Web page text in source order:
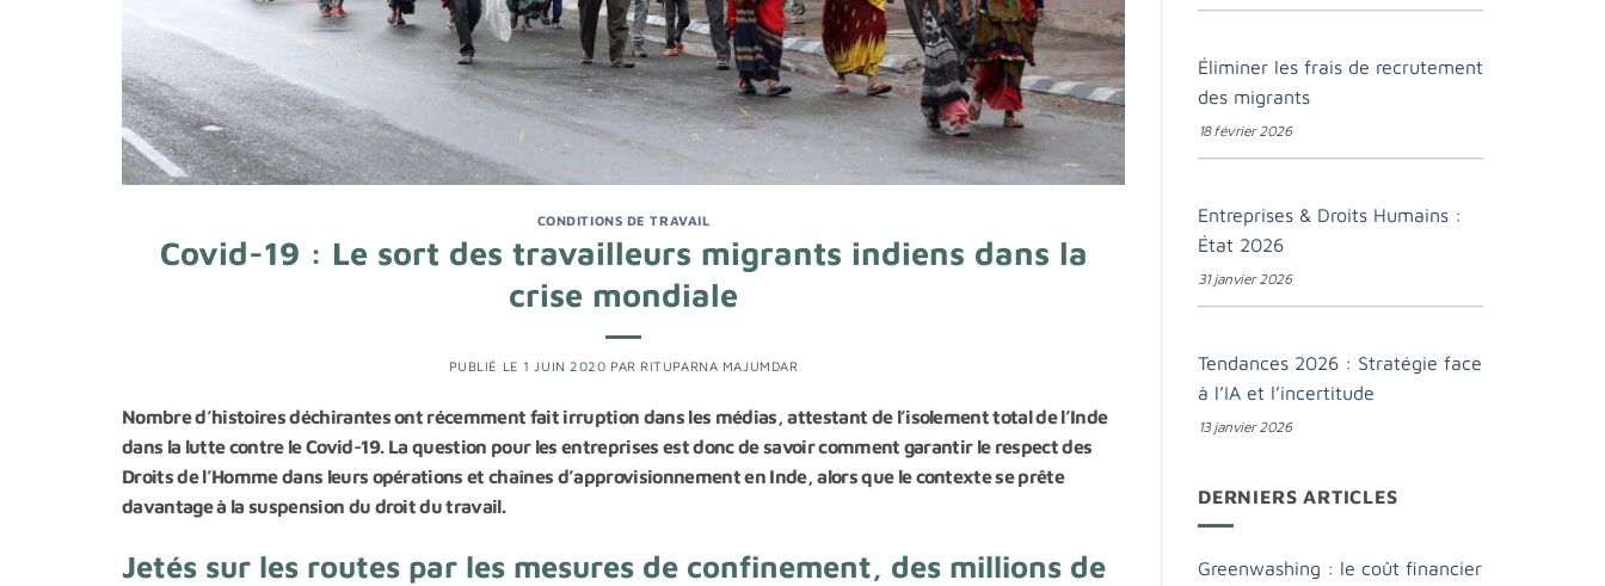
CONDITIONS DE TRAVAIL
Covid-19 : Le sort des travailleurs migrants indiens dans la
crise mondiale
PUBLIÉ LE 1 JUIN 2020 PAR RITUPARNA MAJUMDAR
Nombre d’histoires déchirantes ont récemment fait irruption dans les médias, attestant de l’isolement total de l’Inde
dans la lutte contre le Covid-19. La question pour les entreprises est donc de savoir comment garantir le respect des
Droits de l’Homme dans leurs opérations et chaînes d’approvisionnement en Inde, alors que le contexte se prête
davantage à la suspension du droit du travail.
Jetés sur les routes par les mesures de confinement, des millions de
Éliminer les frais de recrutement
des migrants
18 février 2026
Entreprises & Droits Humains :
État 2026
31 janvier 2026
Tendances 2026 : Stratégie face
à l’IA et l’incertitude
13 janvier 2026
DERNIERS ARTICLES
Greenwashing : le coût financier